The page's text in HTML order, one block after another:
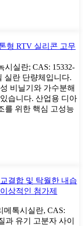
형 RTV 실리콘 고무
시실란; CAS: 15332-
실란 단량체입니다.
비닐기와 가수분해
습니다. 산업용 디아
를 위한 핵심 고성능
결합 및 탁월한 내습
상적인 첨가제
메톡시실란, CAS:
과 유기 고분자 사이